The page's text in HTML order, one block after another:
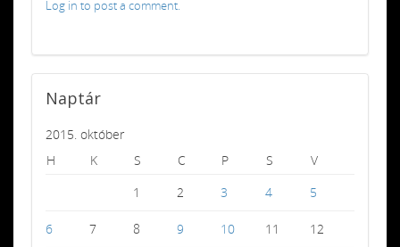
Log in to post a comment.
Naptár
2015. október
H
K S C P S
V
1
2 3 4 5
6 7 8 9 10 11 12